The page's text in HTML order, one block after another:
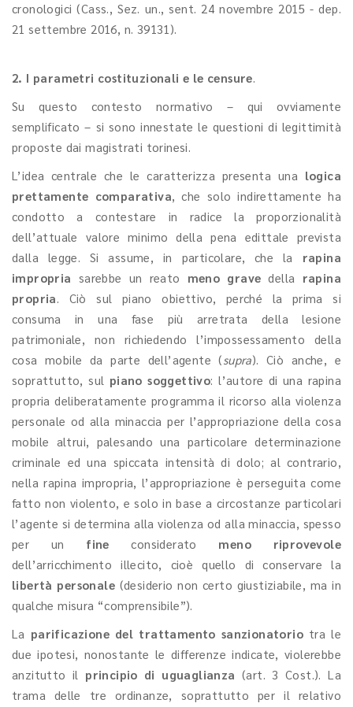
cronologici (Cass., Sez. un., sent. 24 novembre 2015 - dep.
21 settembre 2016, n. 39131).
2. I parametri costituzionali e le censure.
Su questo contesto normativo – qui ovviamente
semplificato – si sono innestate le questioni di legittimità
proposte dai magistrati torinesi.
L’idea centrale che le caratterizza presenta una logica
prettamente comparativa, che solo indirettamente ha
condotto a contestare in radice la proporzionalità
dell’attuale valore minimo della pena edittale prevista
dalla legge. Si assume, in particolare, che la rapina
impropria sarebbe un reato meno grave della rapina
propria. Ciò sul piano obiettivo, perché la prima si
consuma in una fase più arretrata della lesione
patrimoniale, non richiedendo l’impossessamento della
cosa mobile da parte dell’agente (supra). Ciò anche, e
soprattutto, sul piano soggettivo: l’autore di una rapina
propria deliberatamente programma il ricorso alla violenza
personale od alla minaccia per l’appropriazione della cosa
mobile altrui, palesando una particolare determinazione
criminale ed una spiccata intensità di dolo; al contrario,
nella rapina impropria, l’appropriazione è perseguita come
fatto non violento, e solo in base a circostanze particolari
l’agente si determina alla violenza od alla minaccia, spesso
per un fine considerato meno riprovevole
dell’arricchimento illecito, cioè quello di conservare la
libertà personale (desiderio non certo giustiziabile, ma in
qualche misura “comprensibile”).
La parificazione del trattamento sanzionatoriotra le
due ipotesi, nonostante le differenze indicate, violerebbe
anzitutto il principio di uguaglianza (art. 3 Cost.). La
trama delle tre ordinanze, soprattutto per il relativo